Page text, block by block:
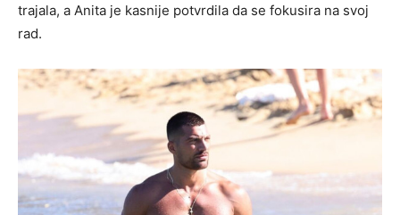
trajala, a Anita je kasnije potvrdila da se fokusira na svoj
rad.